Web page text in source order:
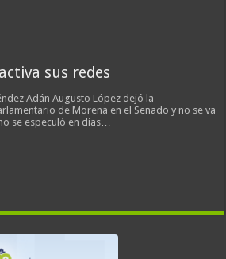
sus redes
Adán Augusto López dejó la
de Morena en el Senado y no se va
se especuló en días…